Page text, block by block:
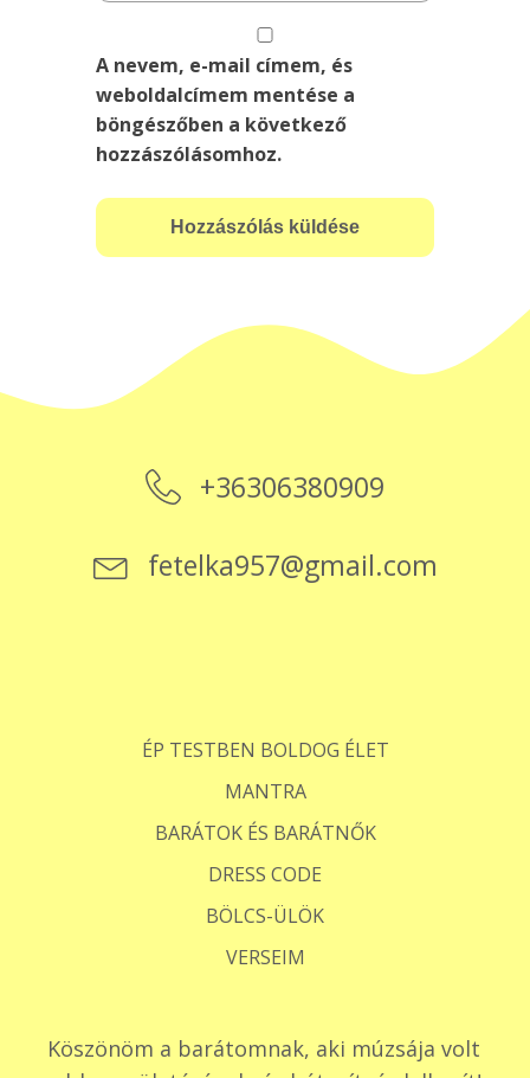
A nevem, e-mail címem, és
weboldalcímem mentése a
böngészőben a következő
hozzászólásomhoz.
+36306380909
fetelka957@gmail.com
ÉP TESTBEN BOLDOG ÉLET
MANTRA
BARÁTOK ÉS BARÁTNŐK
DRESS CODE
BÖLCS-ÜLÖK
VERSEIM
Köszönöm a barátomnak, aki múzsája volt